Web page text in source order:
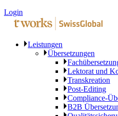
Login
Leistungen
Übersetzungen
Lektorat und
Transkreation
Post-Editing
Compliance-
B2B